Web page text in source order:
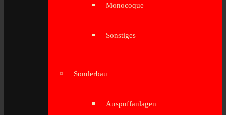
Monocoque
Sonstiges
Sonderbau
Auspuffanlagen